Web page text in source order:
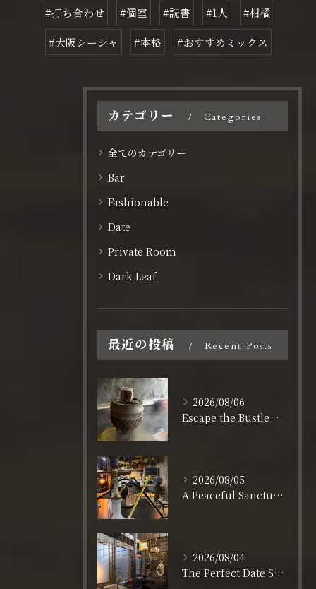
#打ち合わせ
#個室 #読書 #1人
#柑橘
#大阪シーシャ
#本格 #おすすめミックス
カテゴリー Categories
全てのカテゴリー
Bar
Fashionable
Date
Private Room
Dark Leaf
最近の投稿 Recent Posts
2026/08/06
Escape the Bustle of Dotonbori: Nagahoribashi’s Best Kept Secret
2026/08/05
A Peaceful Sanctuary for Solo Travelers in Shinsaibashi
2026/08/04
The Perfect Date Spot in Shinsaibashi: A Stylish & Relaxing Lounge